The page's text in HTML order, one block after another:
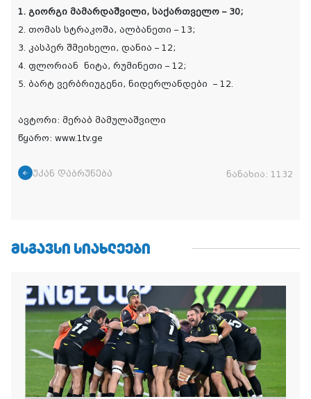
1. გიორგი მამარდაშვილი, საქართველო – 30;
2. თომას სტრაკოშა, ალბანეთი – 13;
3. კასპერ შმეიხელი, დანია – 12;
4. ფლორიან ნიტა, რუმინეთი – 12;
5. ბარტ ვერბრიუგენი, ნიდერლანდები – 12.
ავტორი: მერაბ მამულაშვილი
წყარო: www.1tv.ge
უკან დაბრუნება ნანახია: 1132
ᲛᲡᲒᲐᲕᲡᲘ ᲡᲘᲐᲮᲚᲔᲔᲑᲘ